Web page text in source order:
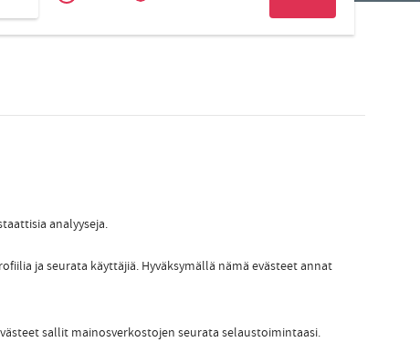
analyyseja.
ja seurata käyttäjiä. Hyväksymällä nämä evästeet annat
sallit mainosverkostojen seurata selaustoimintaasi.